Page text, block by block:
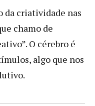
criatividade nas
chamo de
O cérebro é
algo que nos